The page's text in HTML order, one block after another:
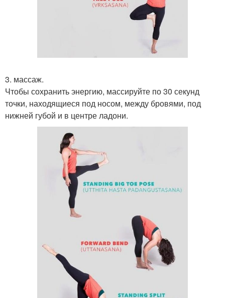
3. массаж.
Чтобы сохранить энергию, массируйте по 30 секунд
точки, находящиеся под носом, между бровями, под
нижней губой и в центре ладони.